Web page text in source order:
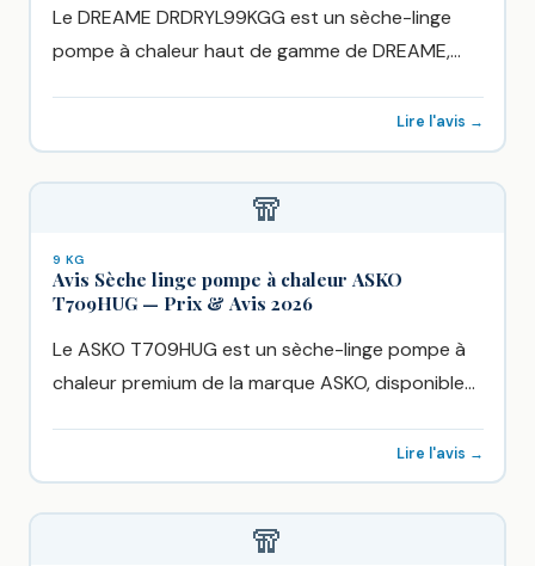
Le DREAME DRDRYL99KGG est un sèche-linge
pompe à chaleur haut de gamme de DREAME,
Lire l'avis →
🧣
9 KG
Avis Sèche linge pompe à chaleur ASKO
T709HUG — Prix & Avis 2026
Le ASKO T709HUG est un sèche-linge pompe à
chaleur premium de la marque ASKO, disponible
Lire l'avis →
🧣